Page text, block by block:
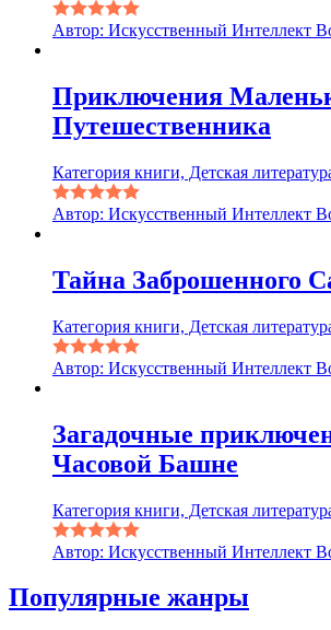
Автор: Искусственный Интеллект
Приключения
Путешественника
Категория книги, Детская
Автор: Искусственный Интеллект
Тайна Заброшенного
Категория книги, Детская
Автор: Искусственный Интеллект
Загадочные
Часовой Башне
Категория книги, Детская
Автор: Искусственный Интеллект
Популярные жанры